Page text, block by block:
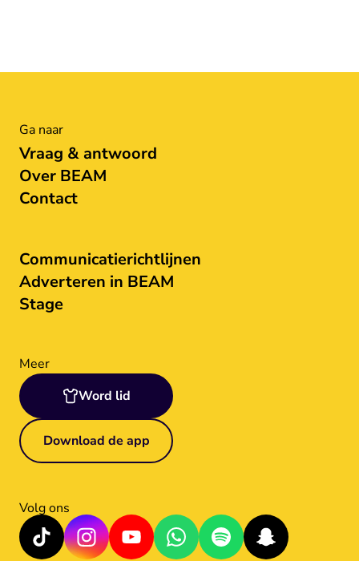
Ga naar
Vraag & antwoord
Over BEAM
Contact
Communicatierichtlijnen
Adverteren in BEAM
Stage
Meer
Word lid
Download de app
Volg ons